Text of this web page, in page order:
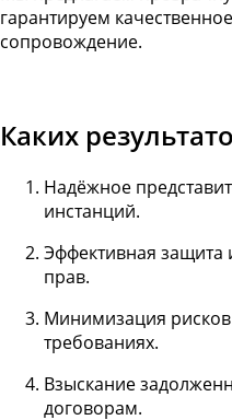
гарантируем
сопровождение.
Каких
Надёжное
инстанций.
Эффективная
прав.
Минимизация рисков
требованиях.
Взыскание
договорам.